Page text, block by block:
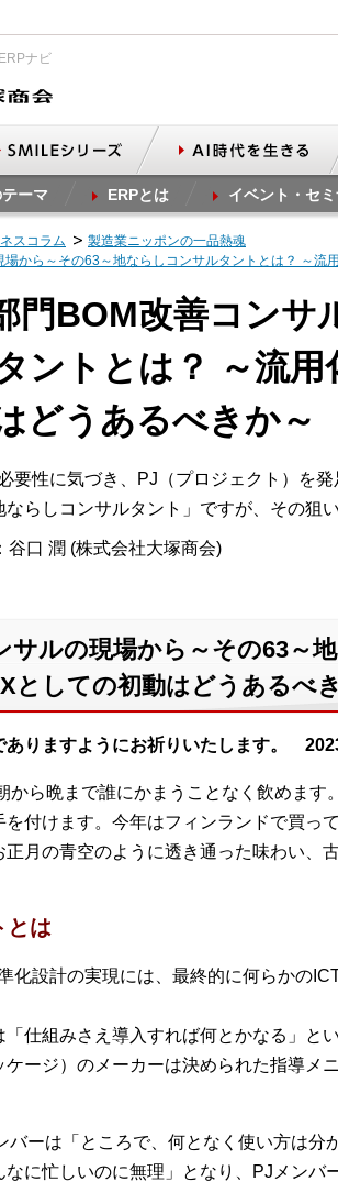
ナビ
ーマ ERPとは イベント・セ
スコラム
製造業ニッポンの一品熱魂
から～その63～地ならしコンサルタントとは？ ～流
門BOM改善コンサ
ントとは？ ～流
どうあるべきか～
要性に気づき、PJ（プロジェクト）を
らしコンサルタント」ですが、その狙
谷口 潤 (株式会社大塚商会)
サルの現場から～その63～
としての初動はどうあるべ
りますようにお祈りいたします。
から晩まで誰にかまうことなく飲めま
付けます。今年はフィンランドで買っ
月の青空のように透き通った味わい、
とは
化設計の実現には、最終的に何らかの
仕組みさえ導入すれば何とかなる」と
ージ）のメーカーは決められた指導メ
バーは「ところで、何となく使い方は
に忙しいのに無理」となり、PJメン